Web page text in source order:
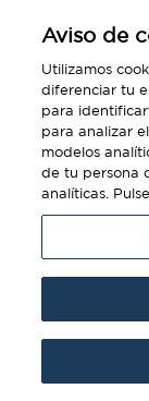
Aviso de
Utilizamos
diferenciar tu
para
para analizar
modelos
de tu persona
analíticas. Pulse